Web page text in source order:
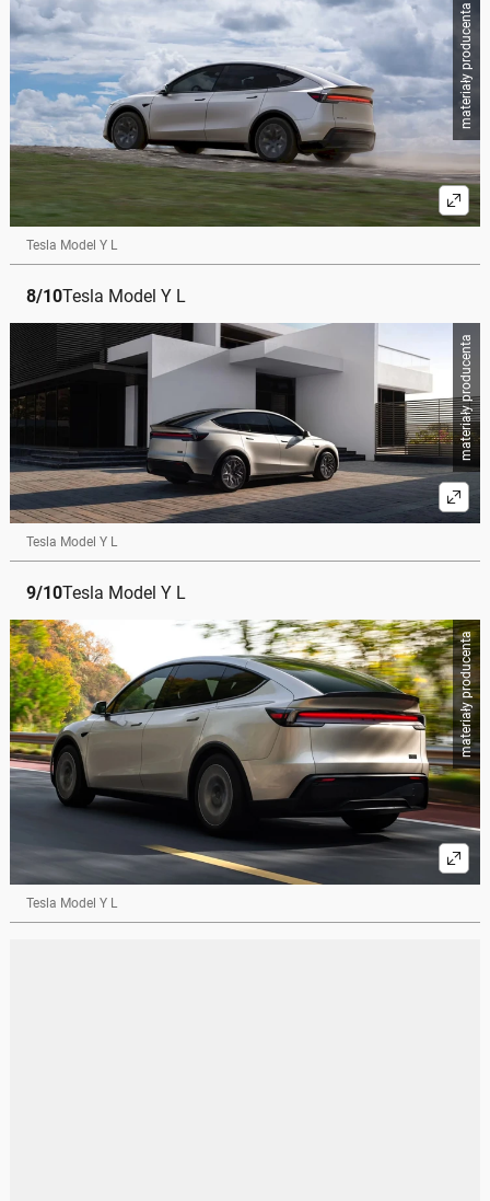
materiały producenta
Tesla Model Y L
8/10Tesla Model Y L
materiały producenta
Tesla Model Y L
9/10Tesla Model Y L
materiały producenta
Tesla Model Y L